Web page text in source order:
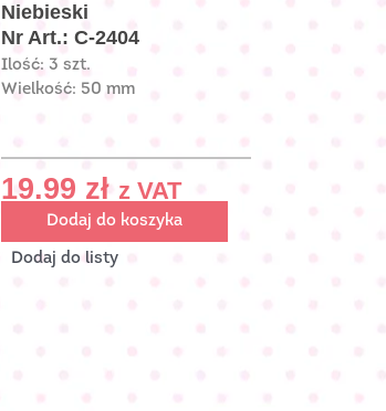
Niebieski
Nr Art.: C-2404
Ilość: 3 szt.
Wielkość: 50 mm
19.99 zł z VAT
Dodaj do koszyka